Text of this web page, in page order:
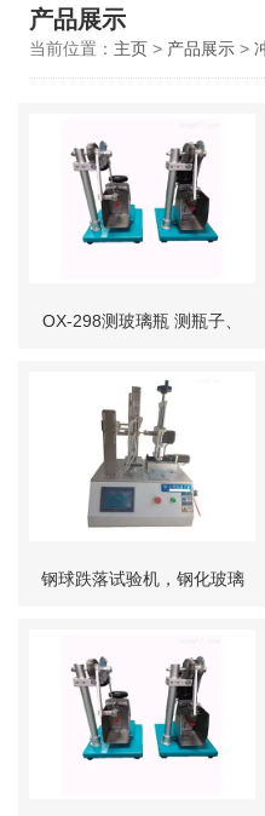
产品展示
当前位置： 主页> 产品展示>
OX-298测玻璃瓶 测瓶子、
抗冲击试验机、珠三角奥祥
厂家专业生产
钢球跌落试验机，钢化玻璃